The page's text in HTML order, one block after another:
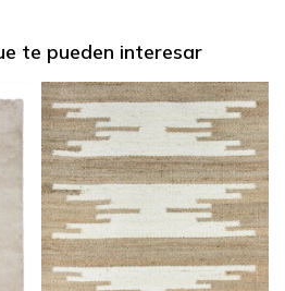
te pueden interesar